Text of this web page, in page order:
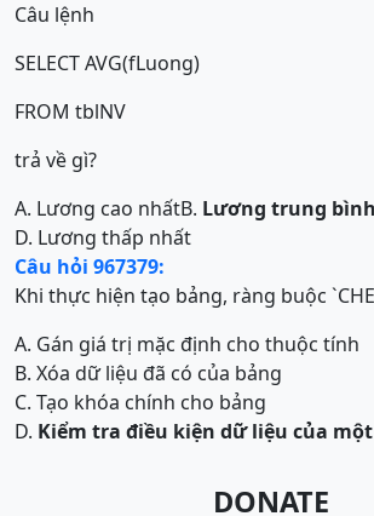
Câu lệnh
SELECT AVG(fLuong)
FROM tblNV
trả về gì?
A. Lương cao nhấtB. Lương trung bình
D. Lương thấp nhất
Câu hỏi 967379:
Khi thực hiện tạo bảng, ràng buộc
A. Gán giá trị mặc định cho thuộc tính
B. Xóa dữ liệu đã có của bảng
C. Tạo khóa chính cho bảng
D. Kiểm tra điều kiện dữ liệu của
DONATE